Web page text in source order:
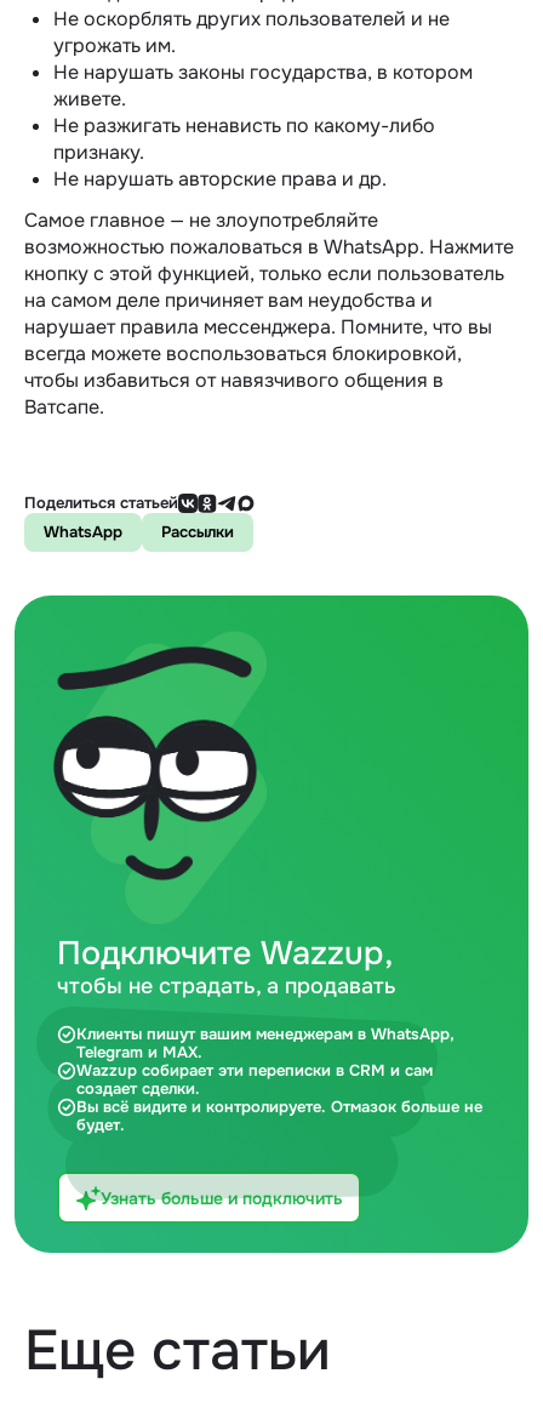
Не оскорблять других пользователей и не
угрожать им.
Не нарушать законы государства, в котором
живете.
Не разжигать ненависть по какому-либо
признаку.
Не нарушать авторские права и др.
Самое главное — не злоупотребляйте
возможностью пожаловаться в WhatsApp. Нажмите
кнопку с этой функцией, только если пользователь
на самом деле причиняет вам неудобства и
нарушает правила мессенджера. Помните, что вы
всегда можете воспользоваться блокировкой,
чтобы избавиться от навязчивого общения в
Ватсапе.
Поделиться статьей
WhatsApp
Рассылки
Подключите Wazzup,
чтобы не страдать, а продавать
Клиенты пишут вашим менеджерам в WhatsApp,
Telegram и MAX.
Wazzup собирает эти переписки в CRM и сам
создает сделки.
Вы всё видите и контролируете. Отмазок больше не
будет.
Узнать больше и подключить
Еще статьи